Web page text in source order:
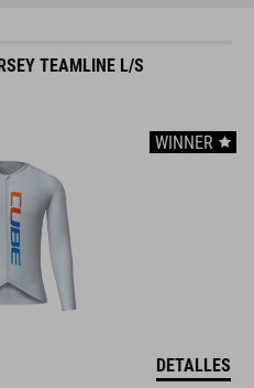
TEAMLINE L/S
WINNER
DETALLES